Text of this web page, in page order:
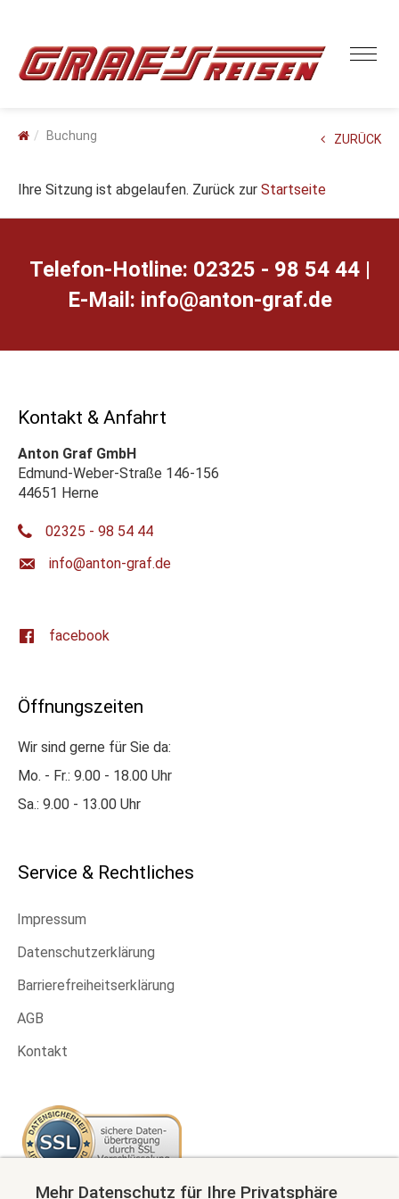
Buchung ZURÜCK
Ihre Sitzung ist abgelaufen. Zurück zur Startseite
Telefon-Hotline: 02325 - 98 54 44 |
E-Mail: ed.farg-notna@ofni
Kontakt & Anfahrt
Anton Graf GmbH
Edmund-Weber-Straße 146-156
44651 Herne
02325 - 98 54 44
ed.farg-notna@ofni
facebook
Öffnungszeiten
Wir sind gerne für Sie da:
Mo. - Fr.: 9.00 - 18.00 Uhr
Sa.: 9.00 - 13.00 Uhr
Service & Rechtliches
Impressum
Datenschutzerklärung
Barrierefreiheitserklärung
AGB
Kontakt
Mehr Datenschutz für Ihre Privatsphäre